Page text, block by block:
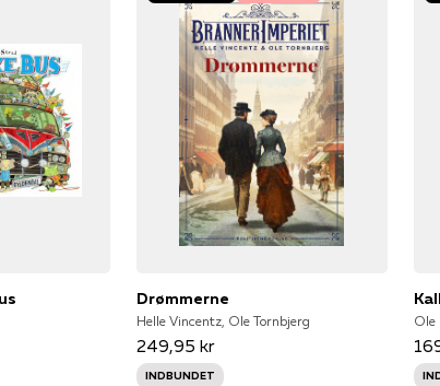
Drømmerne
Helle Vincentz, Ole Tornbjerg
249,95 kr
INDBUNDET